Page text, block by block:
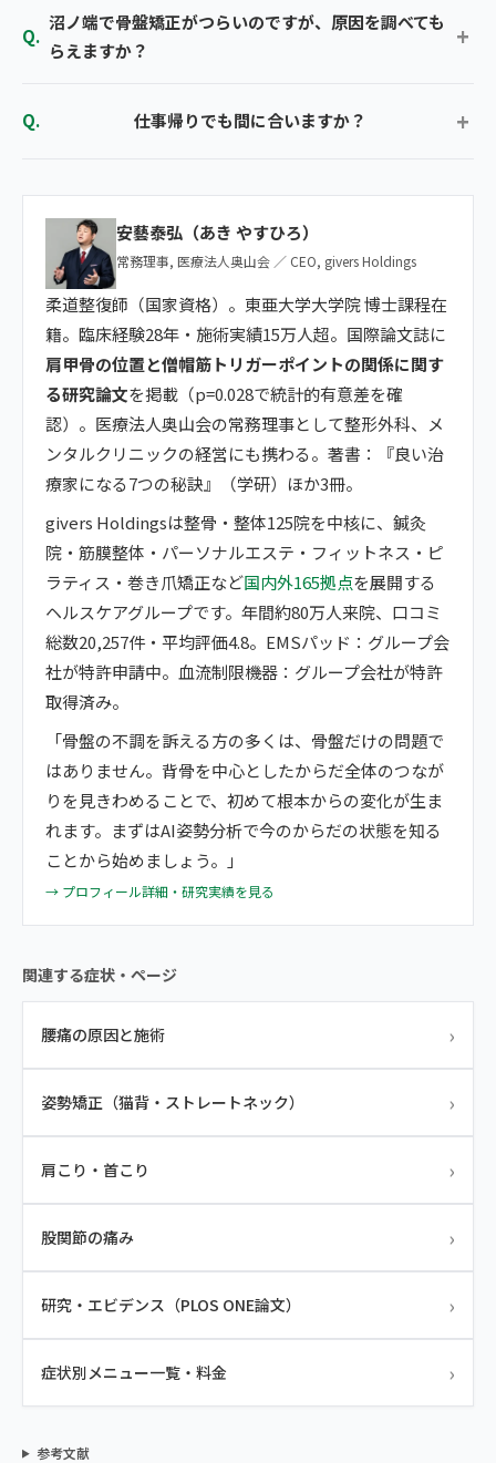
沼ノ端で骨盤矯正がつらいのですが、原因を調べても
らえますか？
仕事帰りでも間に合いますか？
安藝泰弘（あき やすひろ）
常務理事, 医療法人奥山会 ／ CEO, givers Holdings
柔道整復師（国家資格）。東亜大学大学院 博士課程在
籍。臨床経験28年・施術実績15万人超。国際論文誌に
肩甲骨の位置と僧帽筋トリガーポイントの関係に関す
る研究論文を掲載（p=0.028で統計的有意差を確
認）。医療法人奥山会の常務理事として整形外科、メ
ンタルクリニックの経営にも携わる。著書：『良い治
療家になる7つの秘訣』（学研）ほか3冊。
givers Holdingsは整骨・整体125院を中核に、鍼灸
院・筋膜整体・パーソナルエステ・フィットネス・ピ
ラティス・巻き爪矯正など国内外165拠点を展開する
ヘルスケアグループです。年間約80万人来院、口コミ
総数20,257件・平均評価4.8。EMSパッド：グループ会
社が特許申請中。血流制限機器：グループ会社が特許
取得済み。
「骨盤の不調を訴える方の多くは、骨盤だけの問題で
はありません。背骨を中心としたからだ全体のつなが
りを見きわめることで、初めて根本からの変化が生ま
れます。まずはAI姿勢分析で今のからだの状態を知る
ことから始めましょう。」
→ プロフィール詳細・研究実績を見る
関連する症状・ページ
腰痛の原因と施術 ›
姿勢矯正（猫背・ストレートネック） ›
肩こり・首こり ›
股関節の痛み ›
研究・エビデンス（PLOS ONE論文） ›
症状別メニュー一覧・料金 ›
参考文献